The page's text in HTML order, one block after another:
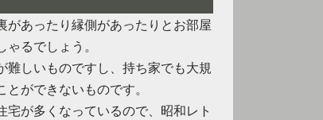
あったり縁側があったりとお部屋
るでしょう。
難しいものですし、持ち家でも大規
ができないものです。
が多くなっているので、昭和レト